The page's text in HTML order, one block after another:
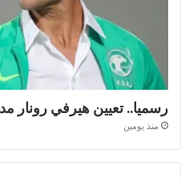
رسميا.. تعيين هيرفي رونار
منذ يومين